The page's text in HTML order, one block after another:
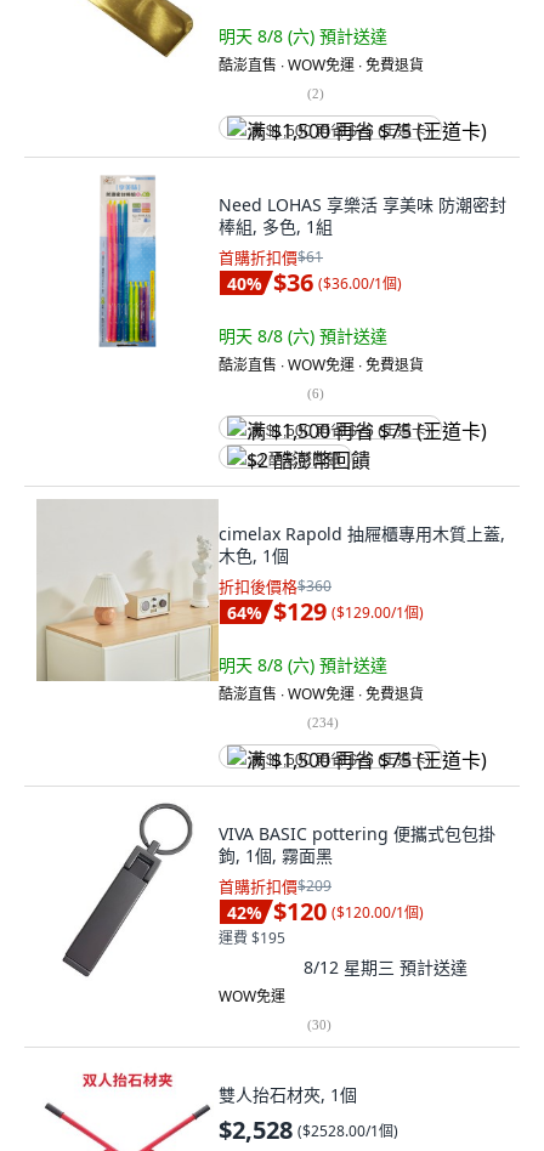
明天 8/8 (六) 預計送達
酷澎直售 ∙ WOW免運 ∙ 免費退貨
(2)
满 $1,500 再省 $75 (王道卡)
Need LOHAS 享樂活 享美味 防潮密封
棒組, 多色, 1組
首購折扣價$61
40% $36 ($36.00/1個)
明天 8/8 (六) 預計送達
酷澎直售 ∙ WOW免運 ∙ 免費退貨
(6)
满 $1,500 再省 $75 (王道卡)
$2 酷澎幣回饋
cimelax Rapold 抽屜櫃專用木質上蓋,
木色, 1個
折扣後價格$360
64% $129 ($129.00/1個)
明天 8/8 (六) 預計送達
酷澎直售 ∙ WOW免運 ∙ 免費退貨
(234)
满 $1,500 再省 $75 (王道卡)
VIVA BASIC pottering 便攜式包包掛
鉤, 1個, 霧面黑
首購折扣價$209
42% $120 ($120.00/1個)
運費 $195
8/12 星期三 預計送達
WOW免運
(30)
雙人抬石材夾, 1個
$2,528 ($2528.00/1個)